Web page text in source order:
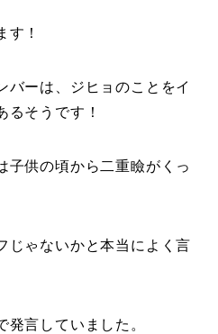
す！
バーは、ジヒョのことをイ
るそうです！
子供の頃から二重瞼がくっ
じゃないかと本当によく言
発言していました。